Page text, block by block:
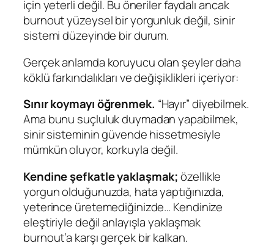
için yeterli değil. Bu öneriler faydalı ancak
burnout yüzeysel bir yorgunluk değil, sinir
sistemi düzeyinde bir durum.
Gerçek anlamda koruyucu olan şeyler daha
köklü farkındalıkları ve değişiklikleri içeriyor:
Sınır koymayı öğrenmek. “Hayır” diyebilmek.
Ama bunu suçluluk duymadan yapabilmek,
sinir sisteminin güvende hissetmesiyle
mümkün oluyor, korkuyla değil.
Kendine şefkatle yaklaşmak;özellikle
yorgun olduğunuzda, hata yaptığınızda,
yeterince üretemediğinizde… Kendinize
eleştiriyle değil anlayışla yaklaşmak
burnout’a karşı gerçek bir kalkan.